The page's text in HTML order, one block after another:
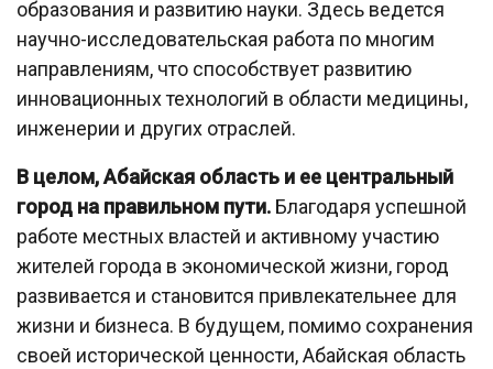
образования и развитию науки. Здесь ведется
научно-исследовательская работа по многим
направлениям, что способствует развитию
инновационных технологий в области медицины,
инженерии и других отраслей.
В целом, Абайская область и ее центральный
город на правильном пути. Благодаря успешной
работе местных властей и активному участию
жителей города в экономической жизни, город
развивается и становится привлекательнее для
жизни и бизнеса. В будущем, помимо сохранения
своей исторической ценности, Абайская область